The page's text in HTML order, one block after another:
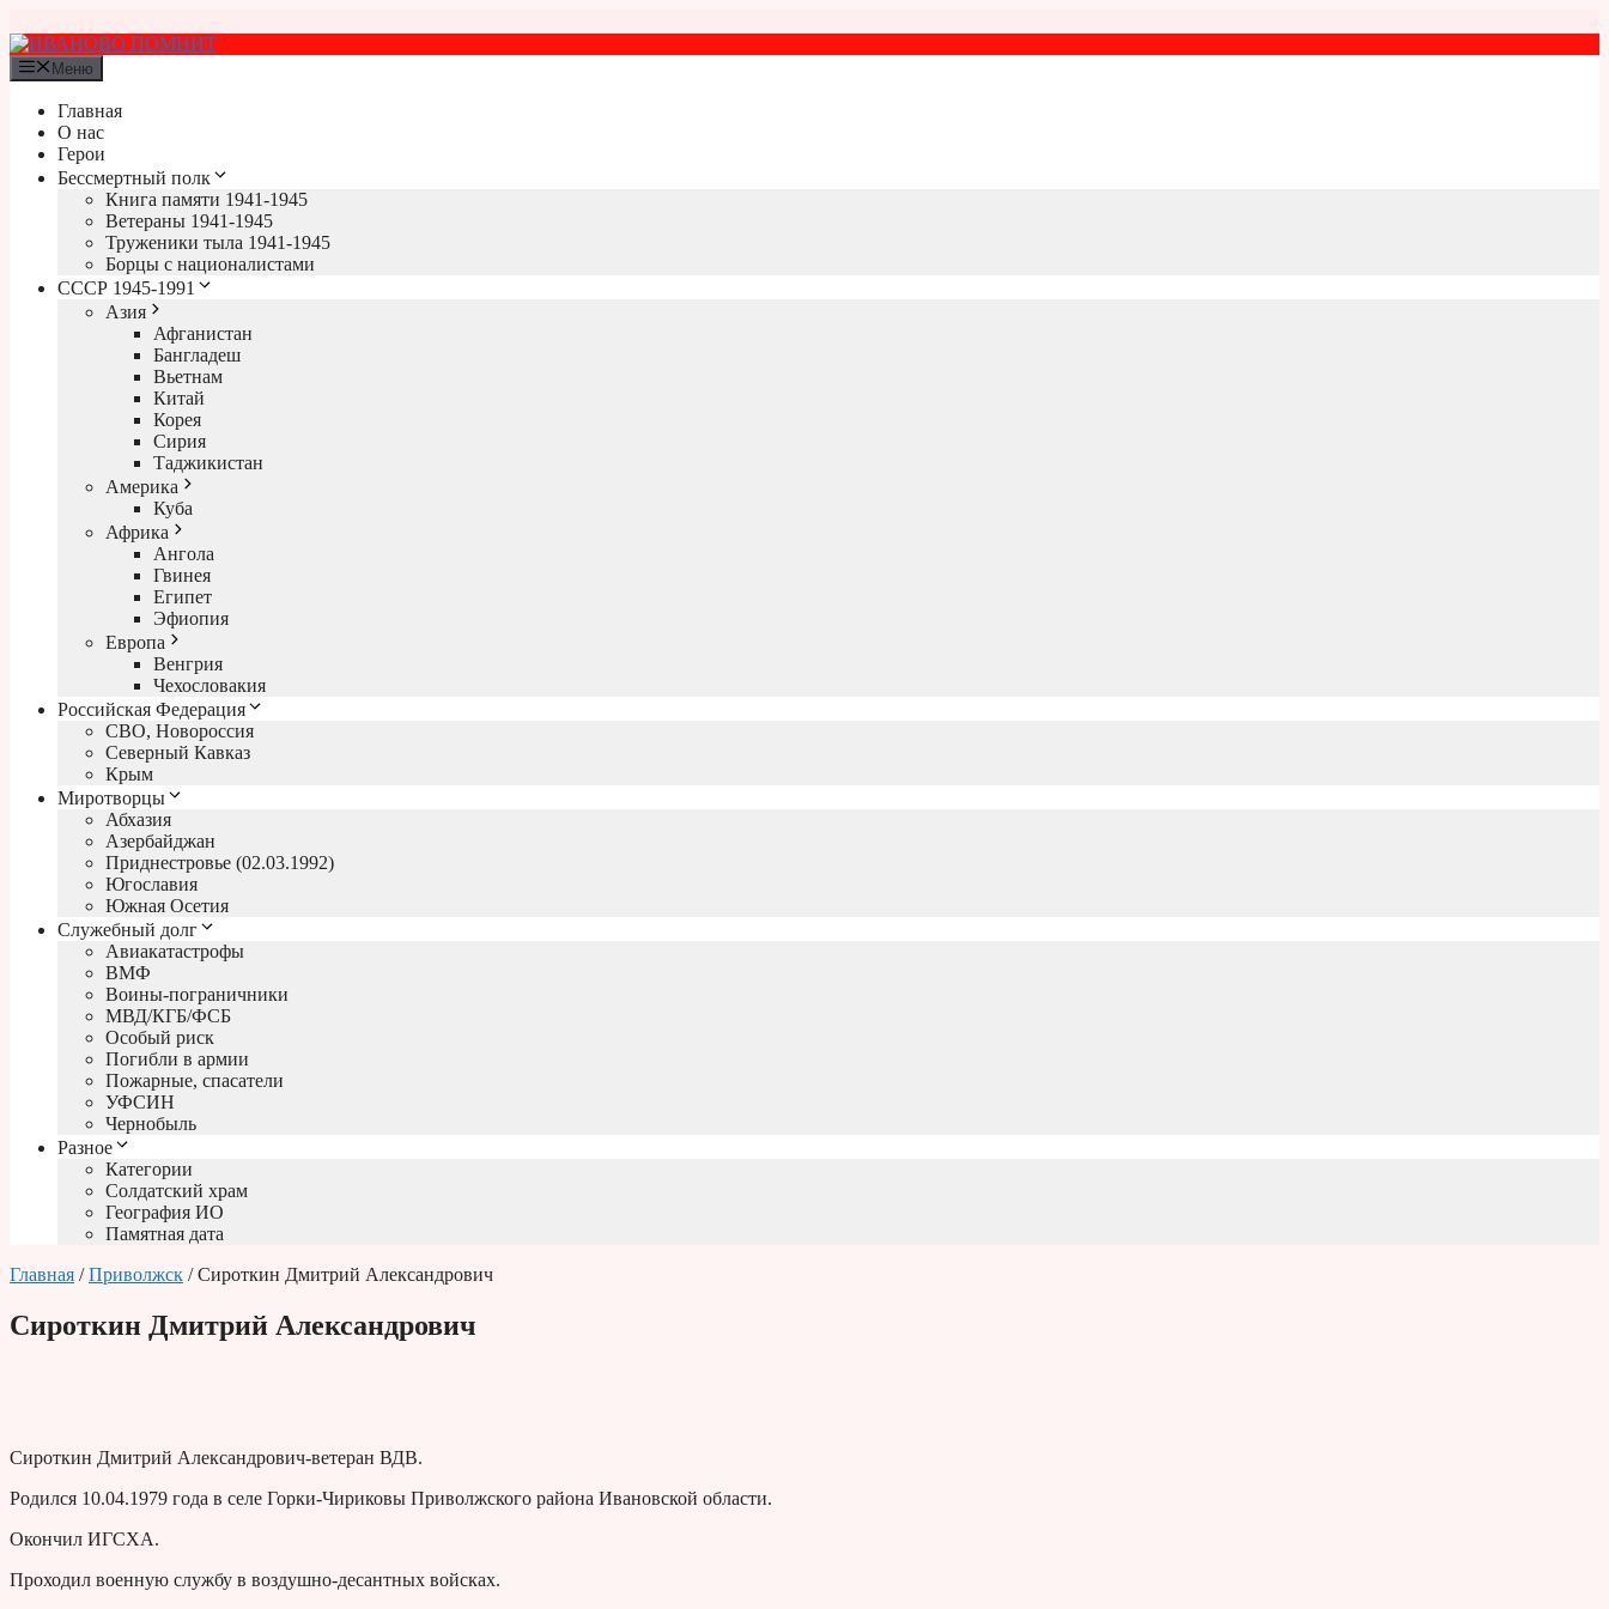
к
содержимому
Меню
Главная
О нас
Герои
Бессмертный полк
Книга памяти 1941-1945
Ветераны 1941-1945
Труженики тыла 1941-1945
Борцы с националистами
СССР 1945-1991
Азия
Афганистан
Бангладеш
Вьетнам
Китай
Корея
Сирия
Таджикистан
Америка
Куба
Африка
Ангола
Гвинея
Египет
Эфиопия
Европа
Венгрия
Чехословакия
Российская Федерация
СВО, Новороссия
Северный Кавказ
Крым
Миротворцы
Абхазия
Азербайджан
Приднестровье (02.03.1992)
Югославия
Южная Осетия
Служебный долг
Авиакатастрофы
ВМФ
Воины-пограничники
МВД/КГБ/ФСБ
Особый риск
Погибли в армии
Пожарные, спасатели
УФСИН
Чернобыль
Разное
Категории
Солдатский храм
География ИО
Памятная дата
Главная /Приволжск / Сироткин Дмитрий Александрович
Сироткин Дмитрий Александрович
Сироткин Дмитрий Александрович-ветеран ВДВ.
Родился 10.04.1979 года в селе Горки-Чириковы Приволжского района Ивановской области.
Окончил ИГСХА.
Проходил военную службу в воздушно-десантных войсках.